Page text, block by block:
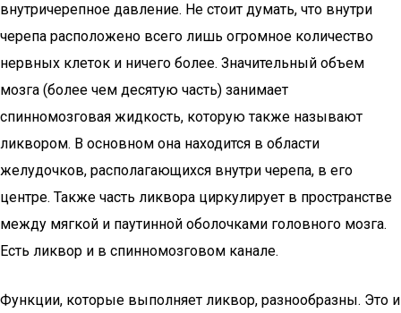
внутричерепное давление. Не стоит думать, что внутри
черепа расположено всего лишь огромное количество
нервных клеток и ничего более. Значительный объем
мозга (более чем десятую часть) занимает
спинномозговая жидкость, которую также называют
ликвором. В основном она находится в области
желудочков, располагающихся внутри черепа, в его
центре. Также часть ликвора циркулирует в пространстве
между мягкой и паутинной оболочками головного мозга.
Есть ликвор и в спинномозговом канале.
Функции, которые выполняет ликвор, разнообразны. Это и